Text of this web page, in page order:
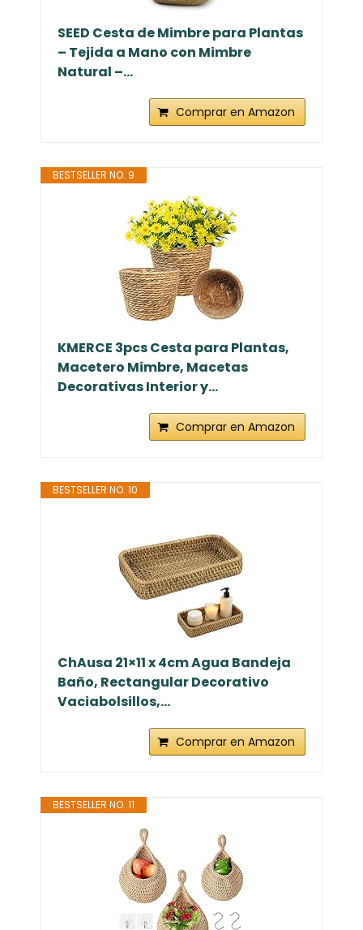
SEED Cesta de Mimbre para Plantas
– Tejida a Mano con Mimbre
Natural –...
Comprar en Amazon
BESTSELLER NO. 9
KMERCE 3pcs Cesta para Plantas,
Macetero Mimbre, Macetas
Decorativas Interior y...
Comprar en Amazon
BESTSELLER NO. 10
ChAusa 21×11 x 4cm Agua Bandeja
Baño, Rectangular Decorativo
Vaciabolsillos,...
Comprar en Amazon
BESTSELLER NO. 11